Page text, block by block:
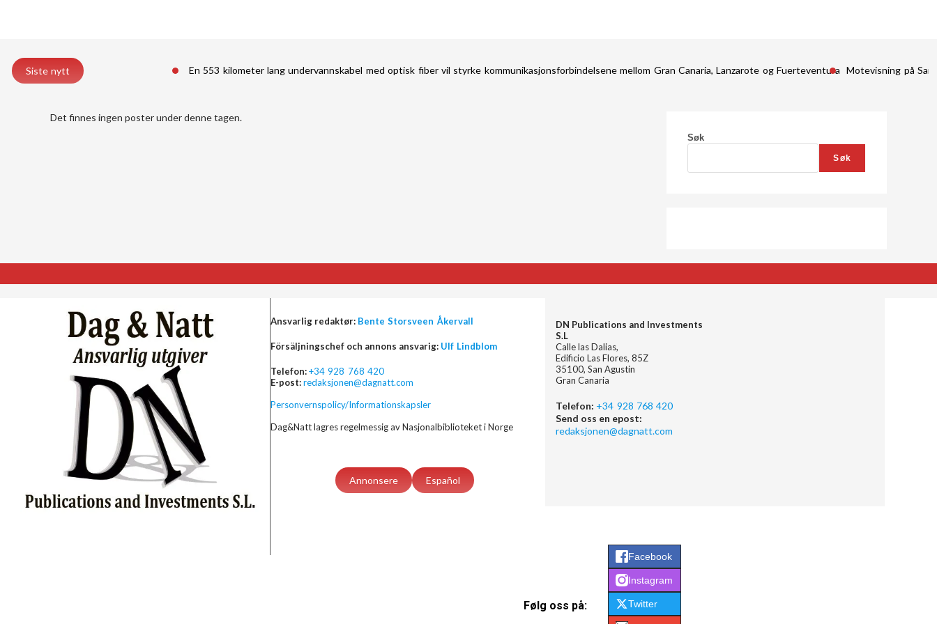
Siste nytt En 553 kilometer lang undervannskabel med optisk fiber vil styrke kommunikasjonsforbindelsene mellom Gran Canaria, Lanzarote og Fuerteventura Motevisning på
Det finnes ingen poster under denne tagen.
Søk
Søk
Ansvarlig redaktør: Bente Storsveen Åkervall
Försäljningschef och annons ansvarig: Ulf Lindblom
Telefon:+34 928 768 420
E-post:redaksjonen@dagnatt.com
Personvernspolicy/Informationskapsler
Dag&Natt lagres regelmessig av Nasjonalbiblioteket i Norge
Annonsere Español
DN Publications and Investments
S.L
Calle las Dalias,
Edificio Las Flores, 85Z
35100, San Agustin
Gran Canaria
Telefon: +34 928 768 420
Send oss en epost:
redaksjonen@dagnatt.com
Følg oss på:
Facebook
Instagram
Twitter